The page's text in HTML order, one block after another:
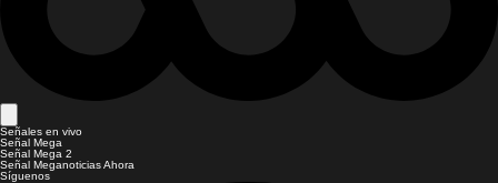
Señales en vivo
Señal Mega
Señal Mega 2
Señal Meganoticias Ahora
Síguenos